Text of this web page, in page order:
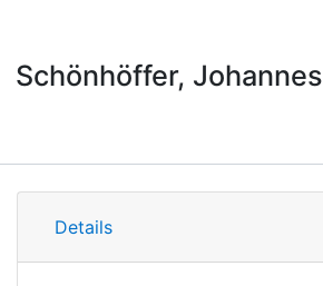
Schönhöffer, Johannes
Details
Details